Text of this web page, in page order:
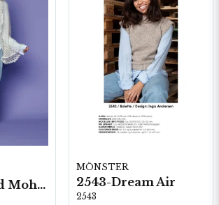
2583- Silk Kid Mohair
MÖNSTER
2543-Dream Air
2543